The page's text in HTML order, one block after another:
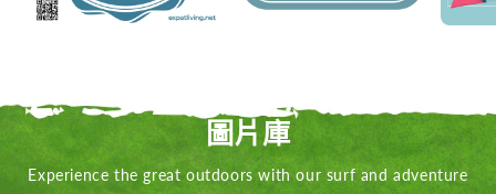
圖片庫
Experience the great outdoors with our surf and adventure